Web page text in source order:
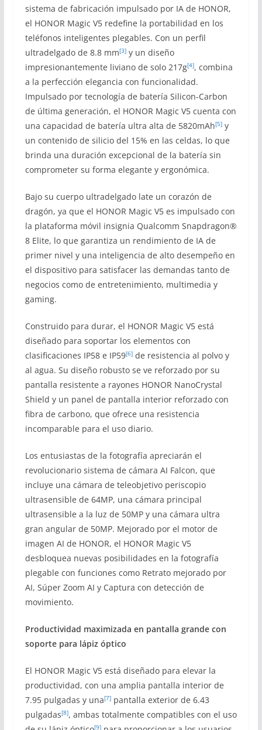
sistema de fabricación impulsado por IA de HONOR,
el HONOR Magic V5 redefine la portabilidad en los
teléfonos inteligentes plegables. Con un perfil
ultradelgado de 8.8 mm[3]y un diseño
impresionantemente liviano de solo 217g[4], combina
a la perfección elegancia con funcionalidad.
Impulsado por tecnología de batería Silicon-Carbon
de última generación, el HONOR Magic V5 cuenta con
una capacidad de batería ultra alta de 5820mAh[5]y
un contenido de silicio del 15% en las celdas, lo que
brinda una duración excepcional de la batería sin
comprometer su forma elegante y ergonómica.
Bajo su cuerpo ultradelgado late un corazón de
dragón, ya que el HONOR Magic V5 es impulsado con
la plataforma móvil insignia Qualcomm Snapdragon®
8 Elite, lo que garantiza un rendimiento de IA de
primer nivel y una inteligencia de alto desempeño en
el dispositivo para satisfacer las demandas tanto de
negocios como de entretenimiento, multimedia y
gaming.
Construido para durar, el HONOR Magic V5 está
diseñado para soportar los elementos con
clasificaciones IP58 e IP59[6]de resistencia al polvo y
al agua. Su diseño robusto se ve reforzado por su
pantalla resistente a rayones HONOR NanoCrystal
Shield y un panel de pantalla interior reforzado con
fibra de carbono, que ofrece una resistencia
incomparable para el uso diario.
Los entusiastas de la fotografía apreciarán el
revolucionario sistema de cámara AI Falcon, que
incluye una cámara de teleobjetivo periscopio
ultrasensible de 64MP, una cámara principal
ultrasensible a la luz de 50MP y una cámara ultra
gran angular de 50MP. Mejorado por el motor de
imagen AI de HONOR, el HONOR Magic V5
desbloquea nuevas posibilidades en la fotografía
plegable con funciones como Retrato mejorado por
AI, Súper Zoom AI y Captura con detección de
movimiento.
Productividad maximizada en pantalla grande con
soporte para lápiz óptico
El HONOR Magic V5 está diseñado para elevar la
productividad, con una amplia pantalla interior de
7.95 pulgadas y una[7]pantalla exterior de 6.43
pulgadas[8], ambas totalmente compatibles con el uso
[9]